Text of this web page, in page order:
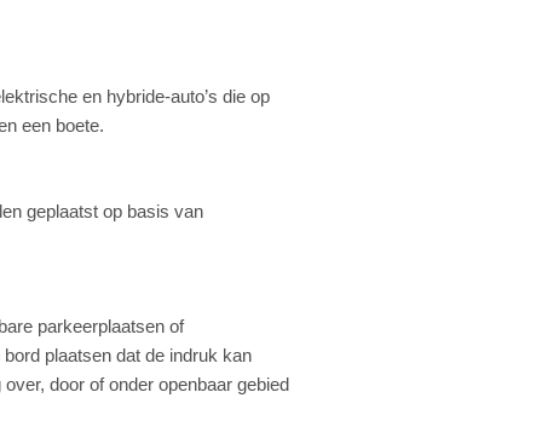
en hybride-auto’s die op
een boete.
geplaatst op basis van
parkeerplaatsen of
plaatsen dat de indruk kan
door of onder openbaar gebied